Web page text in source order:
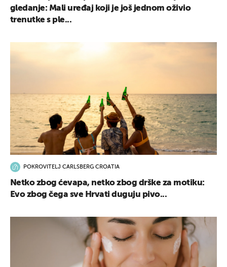
gledanje: Mali uređaj koji je još jednom oživio
trenutke s ple...
POKROVITELJ CARLSBERG CROATIA
Netko zbog ćevapa, netko zbog drške za motiku:
Evo zbog čega sve Hrvati duguju pivo...